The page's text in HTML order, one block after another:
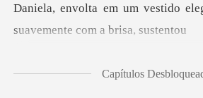
Sair
do
sua
Capítulos